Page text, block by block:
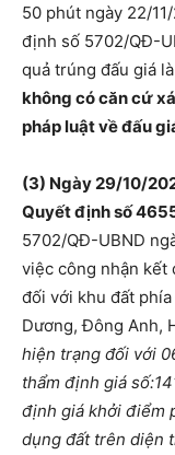
50 phút ngày 22/
định số 5702/QĐ-
quả trúng đấu giá
không có căn cứ
pháp luật về đấu
(3) Ngày 29/10/
Quyết định số
5702/QĐ-UBND
việc công nhận kết
đối với khu đất
Dương, Đông Anh,
hiện trạng đối với
thẩm định giá
định giá khởi điểm
dụng đất trên diện